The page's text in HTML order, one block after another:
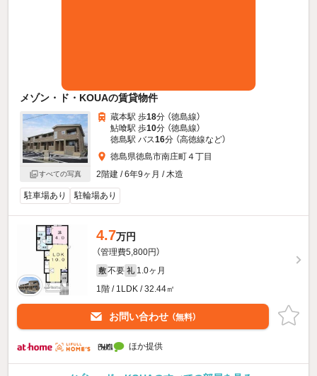
メゾン・ド・KOUAの賃貸物件
すべての写真
蔵本駅 歩18分 （徳島線）
鮎喰駅 歩10分 （徳島線）
徳島駅 バス16分 （高徳線など）
徳島県徳島市南庄町４丁目
2階建 / 6年9ヶ月 / 木造
駐車場あり 駐輪場あり
4.7万円
（管理費5,800円）
敷 不要 礼 1.0ヶ月
1階 / 1LDK / 32.44㎡
お問い合わせ （無料）
ほか提供